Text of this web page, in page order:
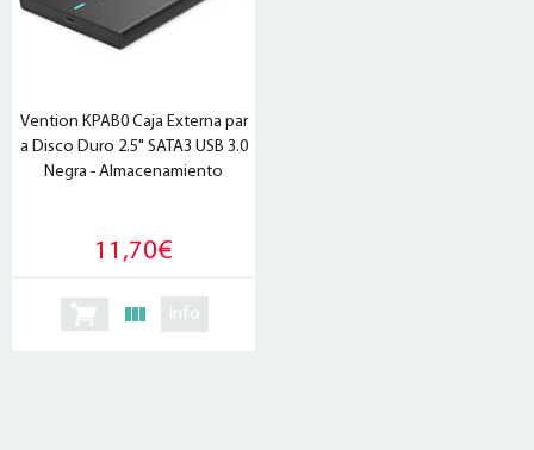
Vention KPAB0 Caja Externa par
a Disco Duro 2.5" SATA3 USB 3.0
Negra - Almacenamiento
11,70€
info